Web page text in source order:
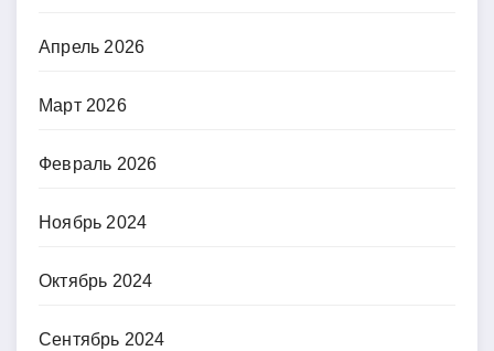
Апрель 2026
Март 2026
Февраль 2026
Ноябрь 2024
Октябрь 2024
Сентябрь 2024